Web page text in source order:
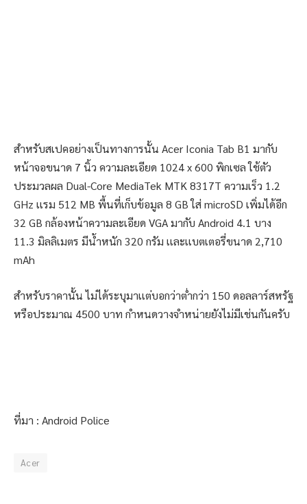
สำหรับสเปคอย่างเป็นทางการนั้น Acer Iconia Tab B1 มากับ
หน้าจอขนาด 7 นิ้ว ความละเอียด 1024 x 600 พิกเซล ใช้ตัว
ประมวลผล Dual-Core MediaTek MTK 8317T ความเร็ว 1.2
GHz เเรม 512 MB พื้นที่เก็บข้อมูล 8 GB ใส่ microSD เพิ่มได้อีก
32 GB กล้องหน้าความละเอียด VGA มากับ Android 4.1 บาง
11.3 มิลลิเมตร มีน้ำหนัก 320 กรัม เเละเเบตเตอรี่ขนาด 2,710
mAh
สำหรับราคานั้น ไม่ได้ระบุมาเเต่บอกว่าต่ำกว่า 150 ดอลลาร์สหรัฐ
หรือประมาณ 4500 บาท กำหนดวางจำหน่ายยังไม่มีเช่นกันครับ
ที่มา : Android Police
Acer